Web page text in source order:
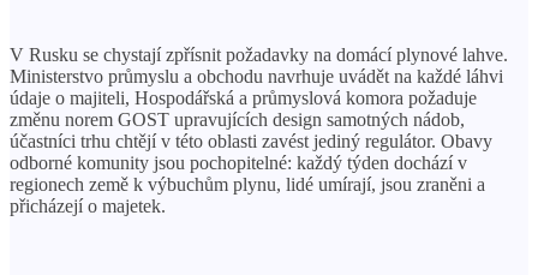
V Rusku se chystají zpřísnit požadavky na domácí plynové lahve.
Ministerstvo průmyslu a obchodu navrhuje uvádět na každé láhvi
údaje o majiteli, Hospodářská a průmyslová komora požaduje
změnu norem GOST upravujících design samotných nádob,
účastníci trhu chtějí v této oblasti zavést jediný regulátor. Obavy
odborné komunity jsou pochopitelné: každý týden dochází v
regionech země k výbuchům plynu, lidé umírají, jsou zraněni a
přicházejí o majetek.